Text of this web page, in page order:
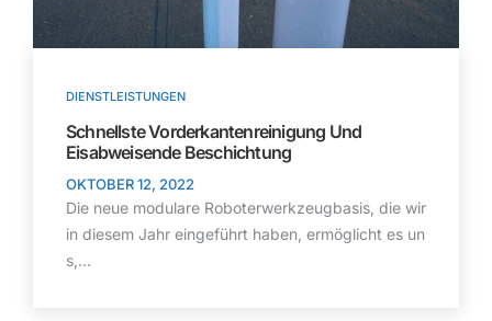
DIENSTLEISTUNGEN
Schnellste Vorderkantenreinigung Und
Eisabweisende Beschichtung
OKTOBER 12, 2022
Die neue modulare Roboterwerkzeugbasis, die wir
in diesem Jahr eingeführt haben, ermöglicht es un
s,...